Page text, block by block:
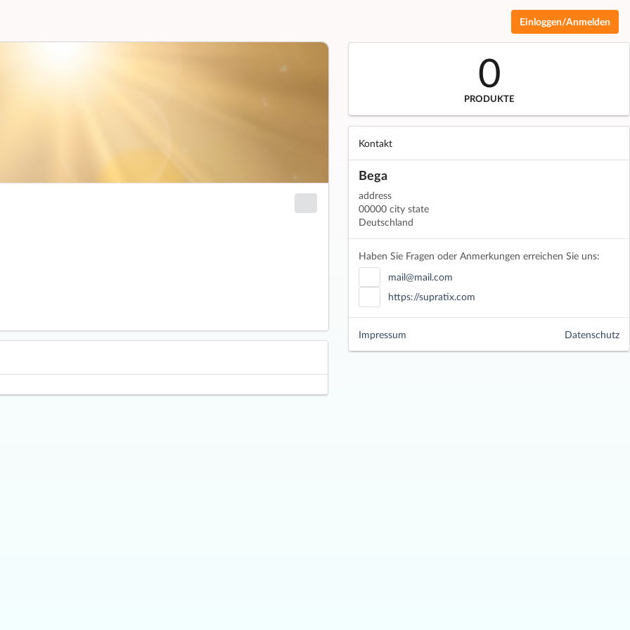
Einloggen/Anmelden
0
PRODUKTE
Kontakt
Bega
address
00000 city state
Deutschland
Haben Sie Fragen oder Anmerkungen erreichen Sie uns:
mail@mail.com
https://supratix.com
Datenschutz
Impressum